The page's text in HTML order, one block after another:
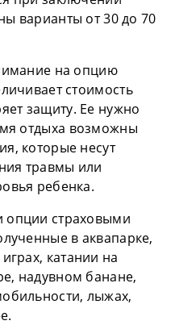
варианты от 30 до 70
на опцию
стоимость
защиту. Ее нужно
отдыха возможны
которые несут
травмы или
ребенка.
страховыми
в аквапарке,
катании на
надувном банане,
лыжах,